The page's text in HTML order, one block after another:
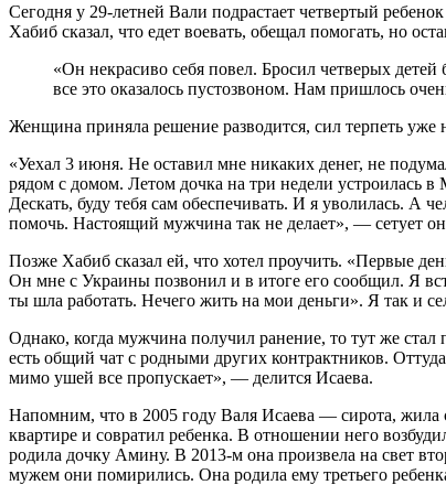
Сегодня у 29-летней Вали подрастает четвертый
Хабиб сказал, что едет воевать, обещал помогать, но
«Он некрасиво себя повел. Бросил четверых
все это оказалось пустозвоном. Нам пришлось
Женщина приняла решение разводится, сил терпеть уже
«Уехал 3 июня. Не оставил мне никаких денег, не
рядом с домом. Летом дочка на три недели устроилась
Дескать, буду тебя сам обеспечивать. И я уволилась. А
помочь. Настоящий мужчина так не делает», — сетует
Позже Хабиб сказал ей, что хотел проучить. «Первые
Он мне с Украины позвонил и в итоге его сообщил. Я
ты шла работать. Нечего жить на мои деньги». Я так и
Однако, когда мужчина получил ранение, то тут же
есть общий чат с родными других контрактников.
мимо ушей все пропускает», — делится Исаева.
Напомним, что в 2005 году Валя Исаева — сирота, жила
квартире и совратил ребенка. В отношении него
родила дочку Амину. В 2013-м она произвела на свет
мужем они помирились. Она родила ему третьего